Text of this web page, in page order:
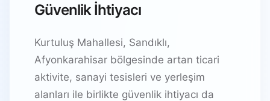
Güvenlik İhtiyacı
Kurtuluş Mahallesi, Sandıklı,
Afyonkarahisar bölgesinde artan ticari
aktivite, sanayi tesisleri ve yerleşim
alanları ile birlikte güvenlik ihtiyacı da